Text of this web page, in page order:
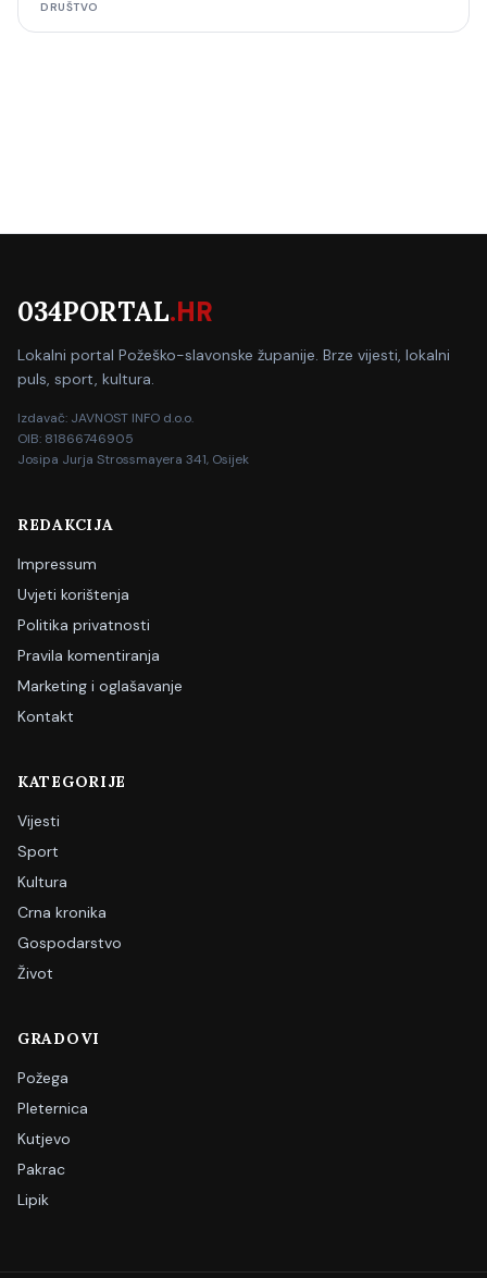
DRUŠTVO
034PORTAL.HR
Lokalni portal Požeško-slavonske županije. Brze vijesti, lokalni
puls, sport, kultura.
Izdavač: JAVNOST INFO d.o.o.
OIB: 81866746905
Josipa Jurja Strossmayera 341, Osijek
REDAKCIJA
Impressum
Uvjeti korištenja
Politika privatnosti
Pravila komentiranja
Marketing i oglašavanje
Kontakt
KATEGORIJE
Vijesti
Sport
Kultura
Crna kronika
Gospodarstvo
Život
GRADOVI
Požega
Pleternica
Kutjevo
Pakrac
Lipik